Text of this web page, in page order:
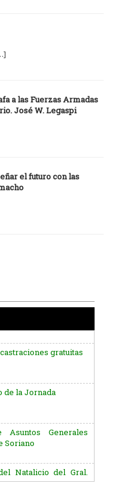
a las Fuerzas Armadas
José W. Legaspi
el futuro con las
Soriano